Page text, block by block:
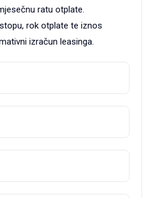
ratu otplate.
rok otplate te iznos
izračun leasinga.